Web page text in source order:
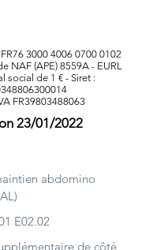
3000 4006 0700 0102
NAF (APE) 8559A - EURL
social de 1 € - Siret :
FR39803488063
23/01/2022
abdomino
E02.02
de côté